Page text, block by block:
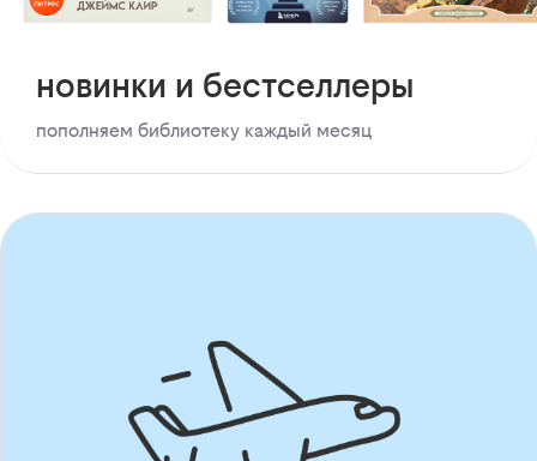
новинки и бестселлеры
пополняем библиотеку каждый месяц